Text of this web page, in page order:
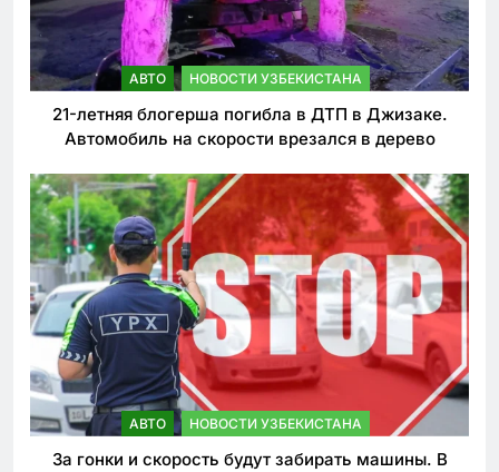
АВТО НОВОСТИ УЗБЕКИСТАНА
21-летняя блогерша погибла в ДТП в Джизаке.
Автомобиль на скорости врезался в дерево
АВТО НОВОСТИ УЗБЕКИСТАНА
За гонки и скорость будут забирать машины. В